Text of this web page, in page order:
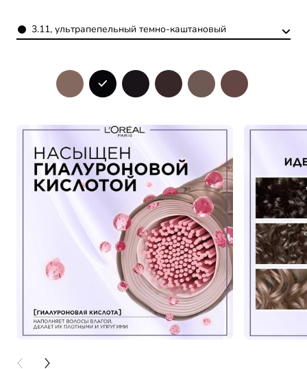
Color3.11, ультрапепельный темно-каштановый
PREVIOUS CARD
NEXT CARD